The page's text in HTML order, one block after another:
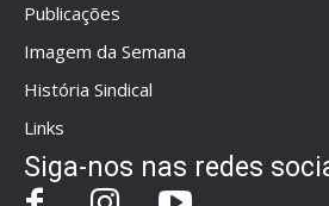
Publicações
Imagem da Semana
História Sindical
Links
Siga-nos nas redes